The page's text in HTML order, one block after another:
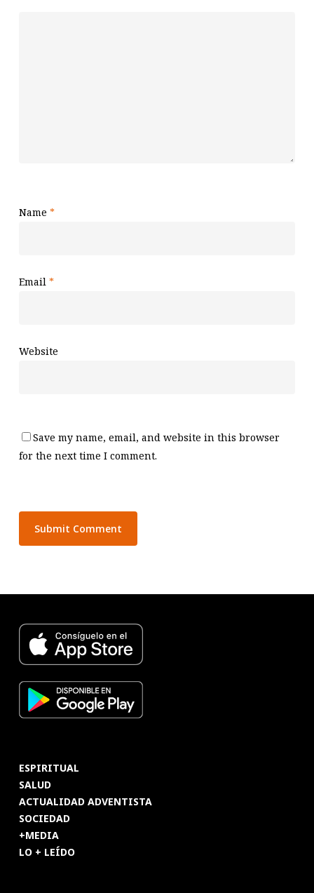
Name *
Email *
Website
Save my name, email, and website in this browser
for the next time I comment.
ESPIRITUAL
SALUD
ACTUALIDAD ADVENTISTA
SOCIEDAD
+MEDIA
LO + LEÍDO